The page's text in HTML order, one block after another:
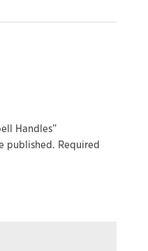
Handles”
published. Required